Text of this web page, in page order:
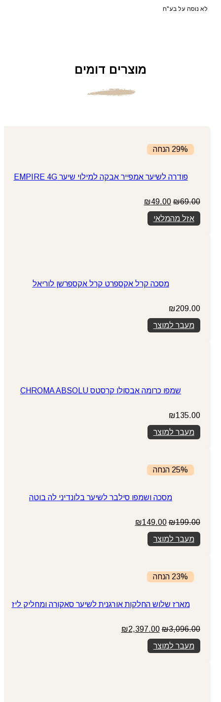
לא נוסה על בע"ח
מוצרים דומים
29% הנחה
פודרה לשיער אמפייר אבקה למילוי שיער EMPIRE 4G
₪69.00
המחיר
המקורי
היה:
₪69.00.
₪49.00
אזל מהמלאי
מסכה קרל אקספרט קרל אקספרשן לוריאל
₪209.00
מעבר למוצר
שמפו כרומה אבסולו קרסטס CHROMA ABSOLU
₪135.00
מעבר למוצר
25% הנחה
מסכה ושמפו סילבר לשיער בלונדיני לה בוטה
₪199.00
המחיר
המקורי
היה:
₪199.00.
₪149.00
מעבר למוצר
23% הנחה
מארז שלוש החלקות אורגנית לשיער סאקורה ומחליק ליז
₪3,096.00
המחיר
המקורי
היה:
₪3,096.00.
₪2,397.00
מעבר למוצר